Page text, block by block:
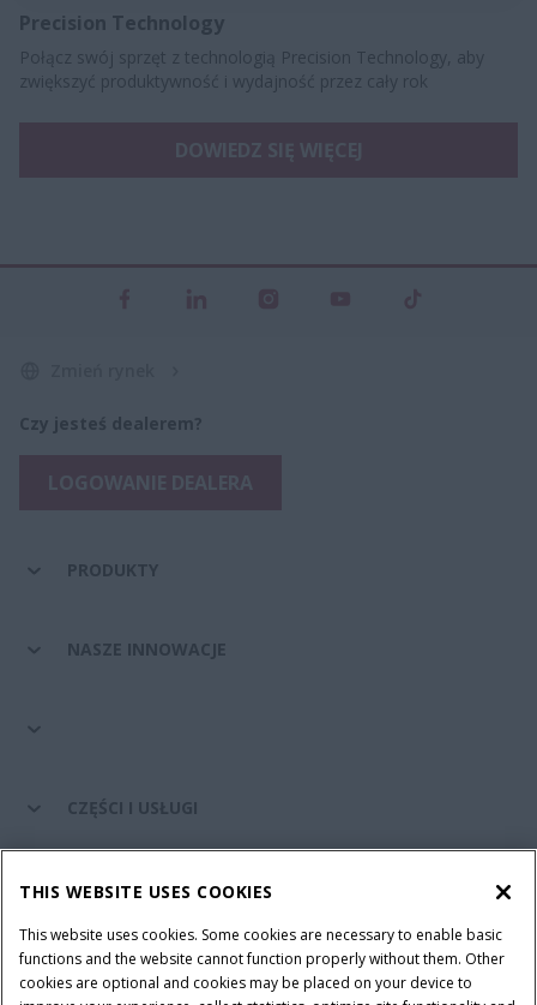
Precision Technology
Połącz swój sprzęt z technologią Precision Technology, aby
zwiększyć produktywność i wydajność przez cały rok
Czy jesteś dealerem?
PRODUKTY
NASZE INNOWACJE
CZĘŚCI I USŁUGI
ŚWIAT CASE IH
Regulamin Informacje na temat ochrony prywatności
THIS WEBSITE USES COOKIES
This website uses cookies. Some cookies are necessary to enable basic
functions and the website cannot function properly without them. Other
cookies are optional and cookies may be placed on your device to